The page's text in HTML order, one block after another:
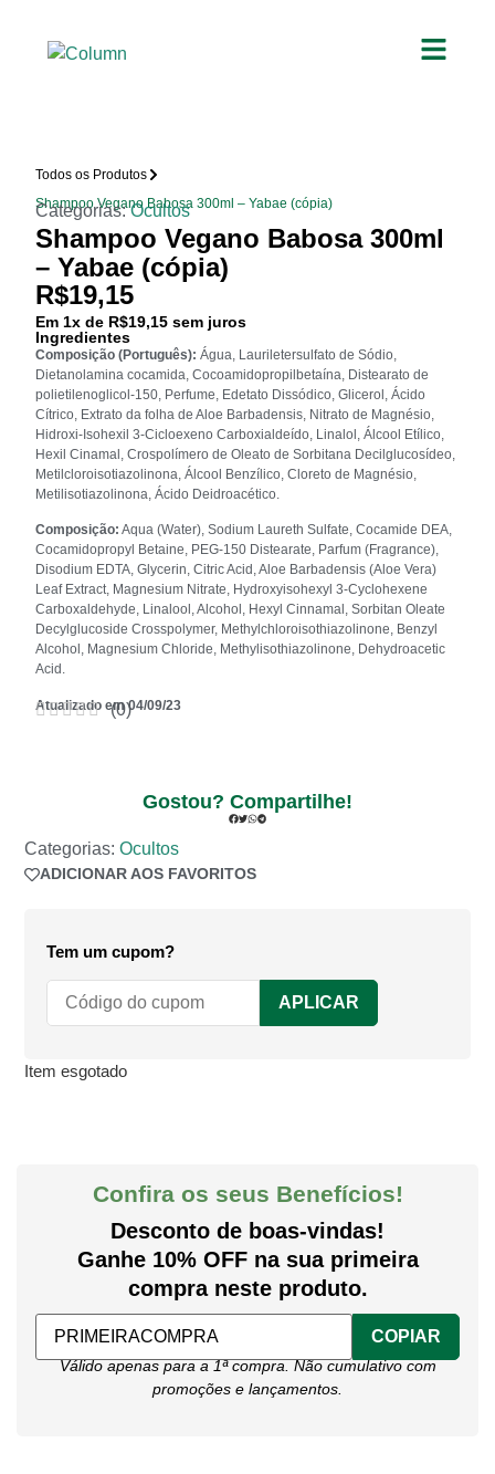
Todos os Produtos
Shampoo Vegano Babosa 300ml – Yabae (cópia)
Categorias:Ocultos
Shampoo Vegano Babosa 300ml
– Yabae (cópia)
R$19,15
Em 1x de R$19,15 sem juros
Ingredientes
Composição (Português): Água, Lauriletersulfato de Sódio,
Dietanolamina cocamida, Cocoamidopropilbetaína, Distearato de
polietilenoglicol-150, Perfume, Edetato Dissódico, Glicerol, Ácido
Cítrico, Extrato da folha de Aloe Barbadensis, Nitrato de Magnésio,
Hidroxi-Isohexil 3-Cicloexeno Carboxialdeído, Linalol, Álcool Etílico,
Hexil Cinamal, Crospolímero de Oleato de Sorbitana Decilglucosídeo,
Metilcloroisotiazolinona, Álcool Benzílico, Cloreto de Magnésio,
Metilisotiazolinona, Ácido Deidroacético.
Composição: Aqua (Water), Sodium Laureth Sulfate, Cocamide DEA,
Cocamidopropyl Betaine, PEG-150 Distearate, Parfum (Fragrance),
Disodium EDTA, Glycerin, Citric Acid, Aloe Barbadensis (Aloe Vera)
Leaf Extract, Magnesium Nitrate, Hydroxyisohexyl 3-Cyclohexene
Carboxaldehyde, Linalool, Alcohol, Hexyl Cinnamal, Sorbitan Oleate
Decylglucoside Crosspolymer, Methylchloroisothiazolinone, Benzyl
Alcohol, Magnesium Chloride, Methylisothiazolinone, Dehydroacetic
Acid.
Atualizado em 04/09/23
(0)
Gostou? Compartilhe!
Categorias:Ocultos
ADICIONAR AOS FAVORITOS
Tem um cupom?
APLICAR
Item esgotado
Confira os seus Benefícios!
Desconto de boas-vindas!
Ganhe 10% OFF na sua primeira
compra neste produto.
COPIAR
Válido apenas para a 1ª compra. Não cumulativo com
promoções e lançamentos.